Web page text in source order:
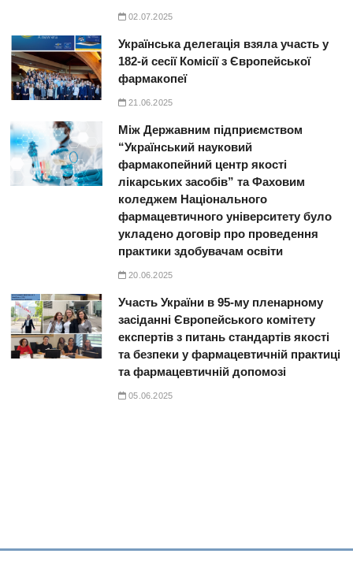
02.07.2025
Українська делегація взяла участь у
182-й сесії Комісії з Європейської
фармакопеї
21.06.2025
Між Державним підприємством
“Український науковий
фармакопейний центр якості
лікарських засобів” та Фаховим
коледжем Національного
фармацевтичного університету було
укладено договір про проведення
практики здобувачам освіти
20.06.2025
Участь України в 95-му пленарному
засіданні Європейського комітету
експертів з питань стандартів якості
та безпеки у фармацевтичній практиці
та фармацевтичній допомозі
05.06.2025